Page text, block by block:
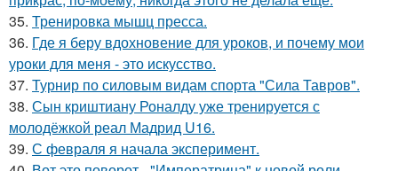
35. Тренировка мышц пресса.
36. Где я беру вдохновение для уроков, и почему мои
уроки для меня - это искусство.
37. Турнир по силовым видам спорта "Сила Тавров".
38. Сын криштиану Роналду уже тренируется с
молодёжкой реал Мадрид U16.
39. С февраля я начала эксперимент.